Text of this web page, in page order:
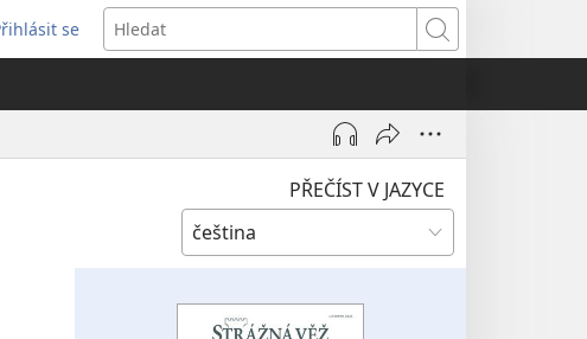
se
(otevřeno
nové
Hledat
PŘEČÍST V JAZYCE